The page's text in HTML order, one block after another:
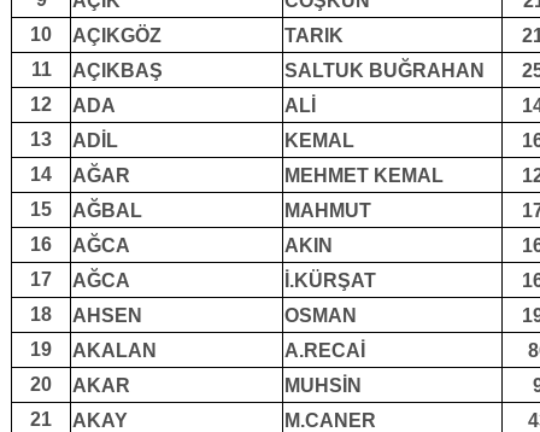
10
AÇIKGÖZ TARIK
11
AÇIKBAŞ SALTUK BUĞRAHAN
12
ADA ALİ
13
ADİL KEMAL
14
AĞAR MEHMET KEMAL
15
AĞBAL MAHMUT
16
AĞCA AKIN
17
AĞCA İ.KÜRŞAT
18
AHSEN OSMAN
19
AKALAN A.RECAİ
20
AKAR MUHSİN
21
AKAY M.CANER